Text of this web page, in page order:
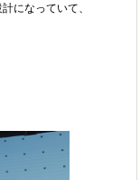
になっていて、